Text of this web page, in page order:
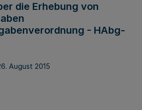
die Erhebung von
- HAbg-
August 2015